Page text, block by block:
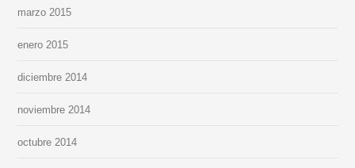
marzo 2015
enero 2015
diciembre 2014
noviembre 2014
octubre 2014